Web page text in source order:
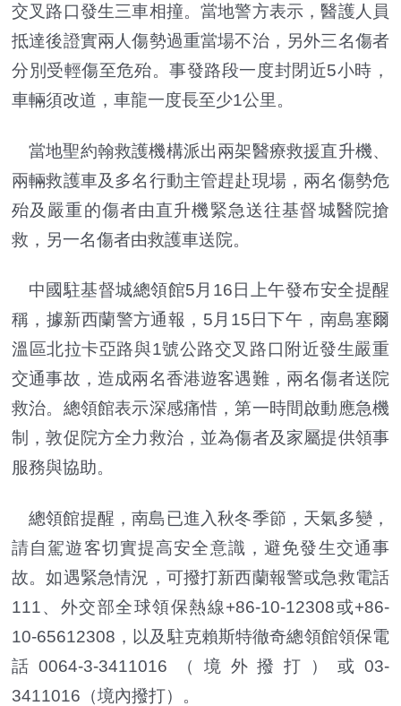
交叉路口發生三車相撞。當地警方表示，醫護人員
抵達後證實兩人傷勢過重當場不治，另外三名傷者
分別受輕傷至危殆。事發路段一度封閉近5小時，
車輛須改道，車龍一度長至少1公里。
當地聖約翰救護機構派出兩架醫療救援直升機、
兩輛救護車及多名行動主管趕赴現場，兩名傷勢危
殆及嚴重的傷者由直升機緊急送往基督城醫院搶
救，另一名傷者由救護車送院。
中國駐基督城總領館5月16日上午發布安全提醒
稱，據新西蘭警方通報，5月15日下午，南島塞爾
溫區北拉卡亞路與1號公路交叉路口附近發生嚴重
交通事故，造成兩名香港遊客遇難，兩名傷者送院
救治。 總領館表示深感痛惜，第一時間啟動應急機
制，敦促院方全力救治，並為傷者及家屬提供領事
服務與協助。
總領館提醒，南島已進入秋冬季節，天氣多變，
請自駕遊客切實提高安全意識，避免發生交通事
故。如遇緊急情況，可撥打新西蘭報警或急救電話
111、外交部全球領保熱線+86-10-12308或+86-
10-65612308，以及駐克賴斯特徹奇總領館領保電
話0064-3-3411016（境外撥打）或03-
3411016（境內撥打）。